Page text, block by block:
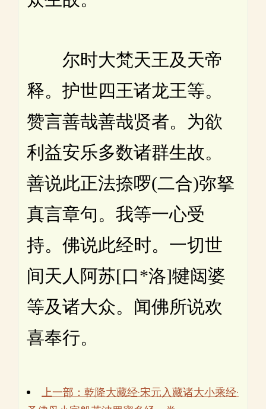
尔时大梵天王及天帝
释。护世四王诸龙王等。
赞言善哉善哉贤者。为欲
利益安乐多数诸群生故。
善说此正法捺啰(二合)弥拏
真言章句。我等一心受
持。佛说此经时。一切世
间天人阿苏[口*洛]犍闼婆
等及诸大众。闻佛所说欢
喜奉行。
上一部：乾隆大藏经·宋元入藏诸大小乘经·